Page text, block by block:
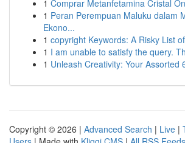
1 Comprar Metanfetamina Cristal
1 Peran Perempuan Maluku dalam
Ekono...
1 copyright Keywords: A Risky List
1 I am unable to satisfy the query.
1 Unleash Creativity: Your Assorted
Copyright © 2026 | Advanced Search | Live |